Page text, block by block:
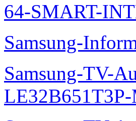
64-SMART-
Samsung-
Samsung-TV-
LE32B651T3P-